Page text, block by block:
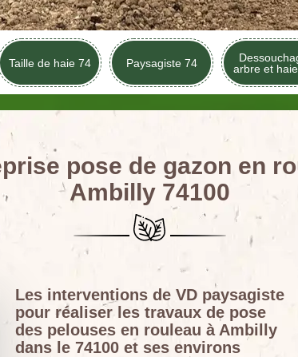
Taille de haie 74 Paysagiste 74
arbre et
pose de gazon en
Ambilly 74100
Les interventions de VD paysagiste
pour réaliser les travaux de pose
des pelouses en rouleau à Ambilly
dans le 74100 et ses environs